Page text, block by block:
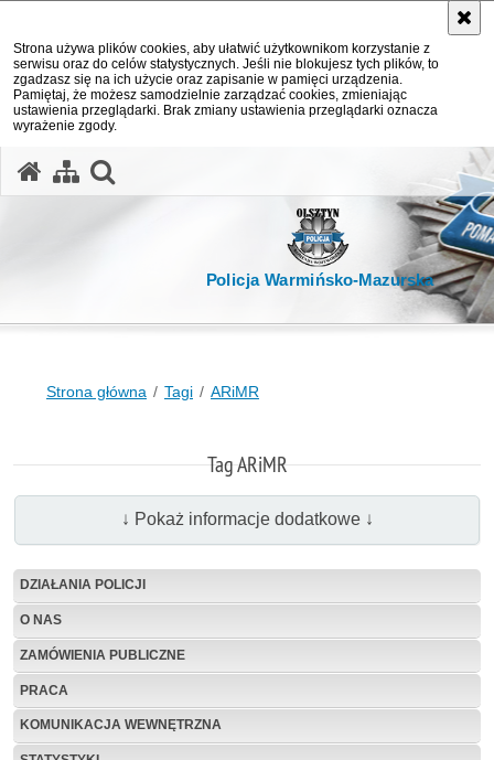
Strona używa plików cookies, aby ułatwić użytkownikom korzystanie z
serwisu oraz do celów statystycznych. Jeśli nie blokujesz tych plików, to
zgadzasz się na ich użycie oraz zapisanie w pamięci urządzenia.
Pamiętaj, że możesz samodzielnie zarządzać cookies, zmieniając
ustawienia przeglądarki. Brak zmiany ustawienia przeglądarki oznacza
wyrażenie zgody.
Policja Warmińsko-Mazurska
Strona główna Tagi ARiMR
Tag ARiMR
↓ Pokaż informacje dodatkowe ↓
DZIAŁANIA POLICJI
O NAS
ZAMÓWIENIA PUBLICZNE
PRACA
KOMUNIKACJA WEWNĘTRZNA